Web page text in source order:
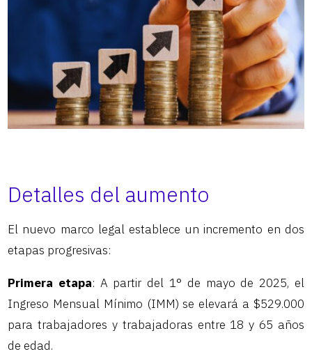
Detalles del aumento
El nuevo marco legal establece un incremento en dos
etapas progresivas:
Primera etapa: A partir del 1° de mayo de 2025, el
Ingreso Mensual Mínimo (IMM) se elevará a $529.000
para trabajadores y trabajadoras entre 18 y 65 años
de edad.